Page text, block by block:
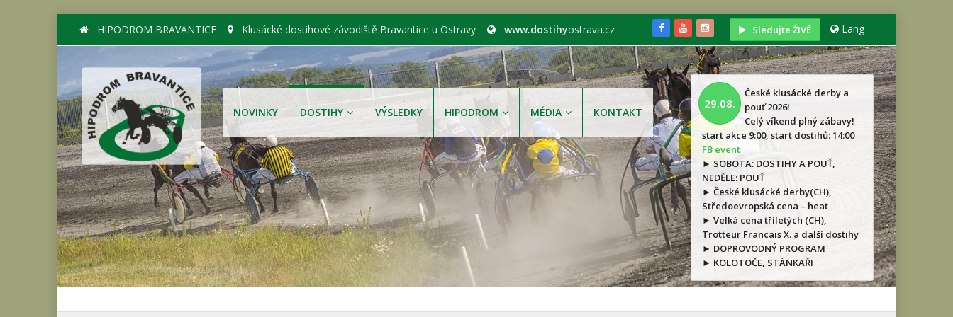
HIPODROM BRAVANTICE Klusácké dostihové závodiště Bravantice u Ostravy www.dostihyostrava.cz Sledujte ŽIVĚ Lang
NOVINKY DOSTIHY VÝSLEDKY HIPODROM MÉDIA KONTAKT
29.08.
České klusácké derby a
pouť 2026!
Celý víkend plný zábavy!
start akce 9:00, start dostihů: 14:00
FB event
► SOBOTA: DOSTIHY A POUŤ,
NEDĚLE: POUŤ
► České klusácké derby(CH),
Středoevropská cena – heat
► Velká cena tříletých (CH),
Trotteur Francais X. a další dostihy
► DOPROVODNÝ PROGRAM
► KOLOTOČE, STÁNKAŘI